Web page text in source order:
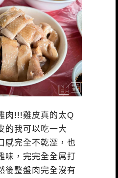
肉!!!雞皮真的太Q
的我可以吃一大
感完全不乾澀，也
，完完全全屌打
後整盤肉完全沒有